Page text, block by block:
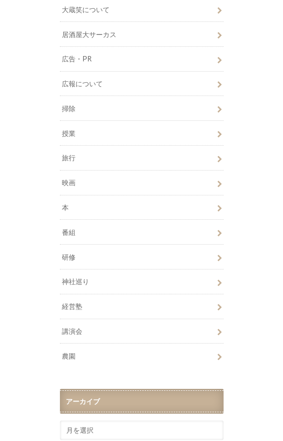
大蔵笑について
居酒屋大サーカス
広告・PR
広報について
掃除
授業
旅行
映画
本
番組
研修
神社巡り
経営塾
講演会
農園
アーカイブ